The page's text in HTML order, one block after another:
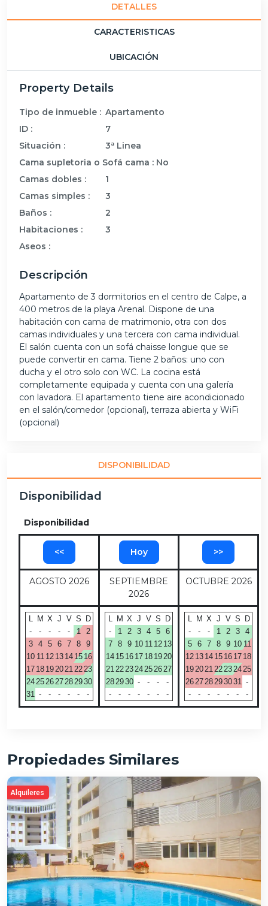
DETALLES
CARACTERISTICAS
UBICACIÓN
Property Details
Tipo de inmueble : Apartamento
ID :
7
Situación :
3ª Linea
Cama supletoria o Sofá cama : No
Camas dobles :
1
Camas simples :
3
Baños :
2
Habitaciones :
3
Aseos :
Descripción
Apartamento de 3 dormitorios en el centro de Calpe, a
400 metros de la playa Arenal. Dispone de una
habitación con cama de matrimonio, otra con dos
camas individuales y una tercera con cama individual.
El salón cuenta con un sofá chaisse longue que se
puede convertir en cama. Tiene 2 baños: uno con
ducha y el otro solo con WC. La cocina está
completamente equipada y cuenta con una galería
con lavadora. El apartamento tiene aire acondicionado
en el salón/comedor (opcional), terraza abierta y WiFi
(opcional)
DISPONIBILIDAD
Disponibilidad
Disponibilidad
<< Hoy >>
AGOSTO 2026
SEPTIEMBRE
2026
OCTUBRE 2026
L M X J V S D
-
- - - - 1
2
3
4 5 6 7 8
9
10 11 12 13 14 15 16
17 18 19 20 21 22 23
24 25 26 27 28 2930
31 - - - - - -
L M X J V S D
-
1 2 3 4 5
6
7
8 9 10 11 12 13
14 15 16 17 18 19 20
21 22 23 24 25 26 27
28 2930 - - -
-
-
- - - - - -
L M X J V S D
-
- - 1 2 3
4
5
6 7 8 9 10 11
12 13 14 15 16 17 18
19 20 21 22 23 24 25
26 27 28 293031 -
-
- - - - - -
Propiedades Similares
Alquileres